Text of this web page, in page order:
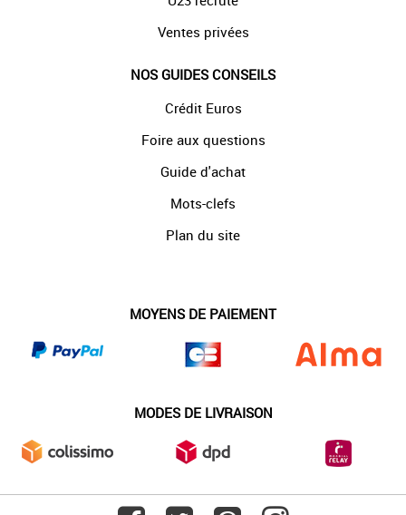
Ventes privées
NOS GUIDES CONSEILS
Crédit Euros
Foire aux questions
Guide d'achat
Mots-clefs
Plan du site
MOYENS DE PAIEMENT
MODES DE LIVRAISON